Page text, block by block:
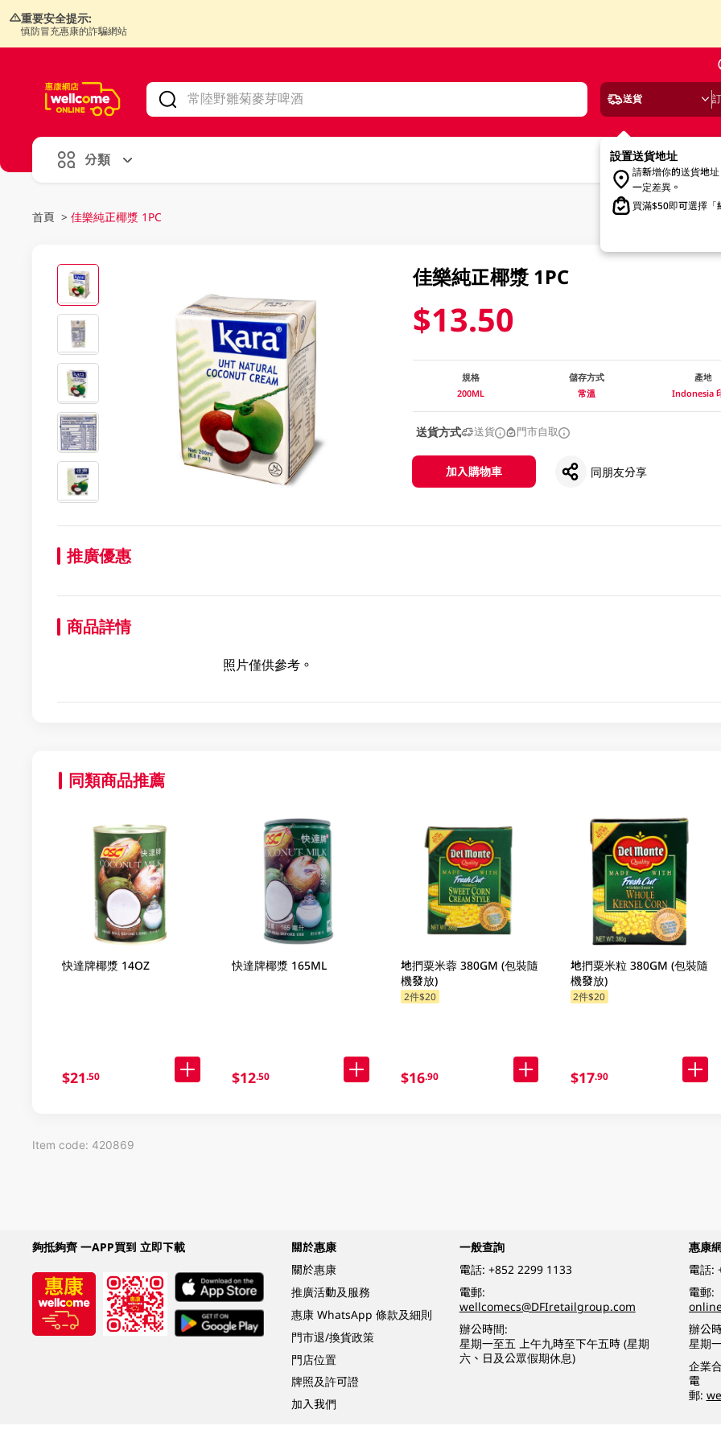
重要安全提示:
慎防冒充惠康的詐騙網站
送貨
設置送貨地址
請新增你的送貨地
一定差異。
買滿$50即可選擇「
分類
首頁 > 佳樂純正椰漿 1PC
佳樂純正椰漿 1PC
$13.50
規格
200ML
儲存方式
常溫
產地
Indonesia
送貨方式 送貨 門市自取
加入購物車 同朋友分享
推廣優惠
商品詳情
照片僅供參考。
同類商品推薦
快達牌椰漿 14OZ
$21.50
快達牌椰漿 165ML
$12.50
地捫粟米蓉 380GM (包裝隨
機發放)
2件$20
$16.90
地捫粟米粒 380GM (包裝隨
機發放)
2件$20
$17.90
Item code: 420869
夠抵夠齊 一APP買到 立即下載
關於惠康
關於惠康
推廣活動及服務
惠康 WhatsApp 條款及細則
門市退/換貨政策
門店位置
牌照及許可證
加入我們
一般查詢
電話: +852 2299 1133
電郵:
wellcomecs@DFIretailgroup.com
辦公時間:
星期一至五 上午九時至下午五時 (星期
六、日及公眾假期休息)
惠康
電話:
電郵:
辦公
星期
企業
電
郵: